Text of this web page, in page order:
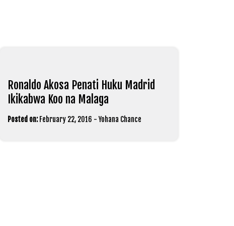
Ronaldo Akosa Penati Huku Madrid
Ikikabwa Koo na Malaga
Posted on: February 22, 2016 -Yohana Chance